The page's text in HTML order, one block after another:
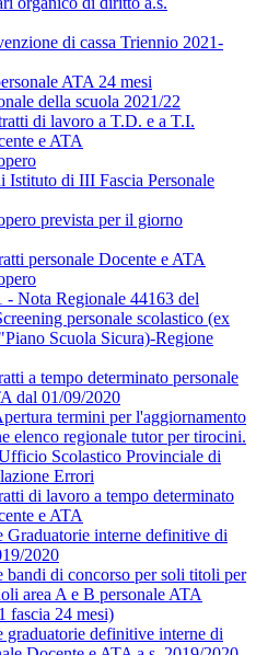
di cassa Triennio 2021-
ATA 24 mesi
della scuola 2021/22
di lavoro a T.D. e a T.I.
e ATA
Istituto di III Fascia Personale
prevista per il giorno
personale Docente e ATA
- Nota Regionale 44163 del
personale scolastico (ex
Scuola Sicura)-Regione
a tempo determinato personale
dal 01/09/2020
termini per l'aggiornamento
elenco regionale tutor per tirocini.
Scolastico Provinciale di
Errori
di lavoro a tempo determinato
e ATA
Graduatorie interne definitive di
2020
bandi di concorso per soli titoli per
area A e B personale ATA
fascia 24 mesi)
graduatorie definitive interne di